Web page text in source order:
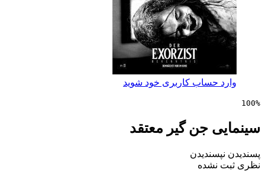
حساب کاربری خود شوید
جن گیر معتقد
نشده